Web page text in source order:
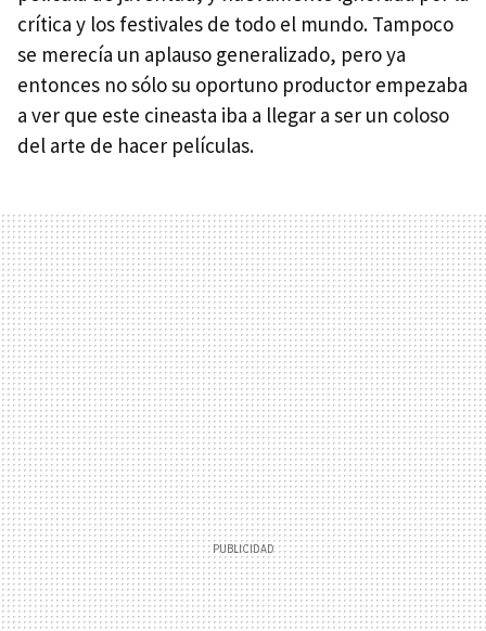
crítica y los festivales de todo el mundo. Tampoco
se merecía un aplauso generalizado, pero ya
entonces no sólo su oportuno productor empezaba
a ver que este cineasta iba a llegar a ser un coloso
del arte de hacer películas.